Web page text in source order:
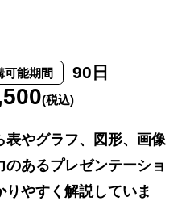
可能期間 90日
(税込)
表やグラフ、図形、画像
あるプレゼンテーショ
やすく解説していま